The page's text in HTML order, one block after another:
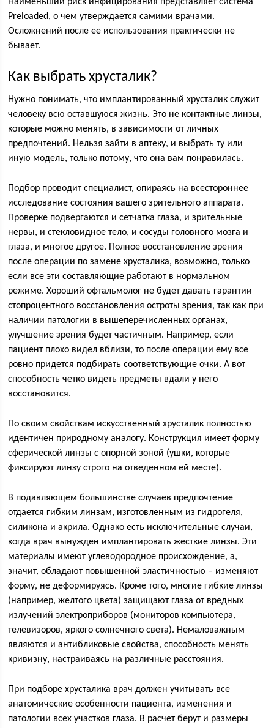
Preloaded, о чем утверждается самими врачами.
Осложнений после ее использования практически не
бывает.
Как выбрать хрусталик?
Нужно понимать, что имплантированный хрусталик служит
человеку всю оставшуюся жизнь. Это не контактные линзы,
которые можно менять, в зависимости от личных
предпочтений. Нельзя зайти в аптеку, и выбрать ту или
иную модель, только потому, что она вам понравилась.
Подбор проводит специалист, опираясь на всестороннее
исследование состояния вашего зрительного аппарата.
Проверке подвергаются и сетчатка глаза, и зрительные
нервы, и стекловидное тело, и сосуды головного мозга и
глаза, и многое другое. Полное восстановление зрения
после операции по замене хрусталика, возможно, только
если все эти составляющие работают в нормальном
режиме. Хороший офтальмолог не будет давать гарантии
стопроцентного восстановления остроты зрения, так как при
наличии патологии в вышеперечисленных органах,
улучшение зрения будет частичным. Например, если
пациент плохо видел вблизи, то после операции ему все
ровно придется подбирать соответствующие очки. А вот
способность четко видеть предметы вдали у него
восстановится.
По своим свойствам искусственный хрусталик полностью
идентичен природному аналогу. Конструкция имеет форму
сферической линзы с опорной зоной (ушки, которые
фиксируют линзу строго на отведенном ей месте).
В подавляющем большинстве случаев предпочтение
отдается гибким линзам, изготовленным из гидрогеля,
силикона и акрила. Однако есть исключительные случаи,
когда врач вынужден имплантировать жесткие линзы. Эти
материалы имеют углеводородное происхождение, а,
значит, обладают повышенной эластичностью – изменяют
форму, не деформируясь. Кроме того, многие гибкие линзы
(например, желтого цвета) защищают глаза от вредных
излучений электроприборов (мониторов компьютера,
телевизоров, яркого солнечного света). Немаловажным
являются и антибликовые свойства, способность менять
кривизну, настраиваясь на различные расстояния.
При подборе хрусталика врач должен учитывать все
анатомические особенности пациента, изменения и
патологии всех участков глаза. В расчет берут и размеры